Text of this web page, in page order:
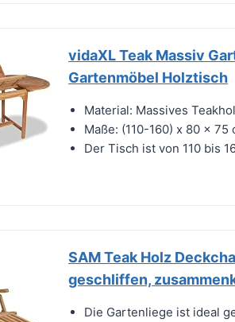
vidaXL Teak Massiv
Gartenmöbel Holztisch
Material: Massives
Maße: (110-160) x 80 x 75
Der Tisch ist von 110 bis
SAM Teak Holz
geschliffen,
Die Gartenliege ist ideal